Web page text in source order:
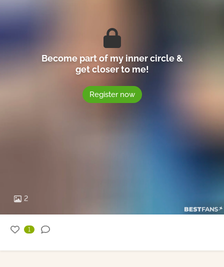
2
Become part of my inner circle &
get closer to me!
Register now
1